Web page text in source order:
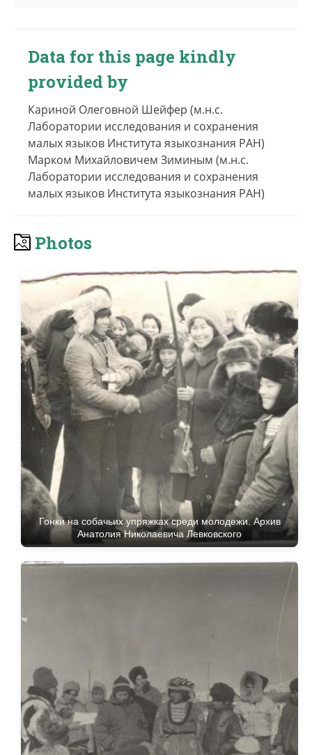
Data for this page kindly
provided by
Кариной Олеговной Шейфер (м.н.с.
Лаборатории исследования и сохранения
малых языков Института языкознания РАН)
Марком Михайловичем Зиминым (м.н.с.
Лаборатории исследования и сохранения
малых языков Института языкознания РАН)
Photos